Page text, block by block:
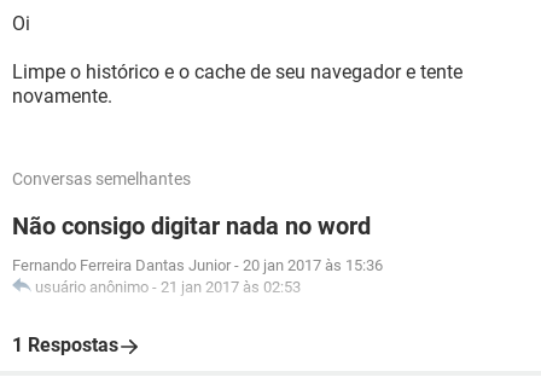
Oi
Limpe o histórico e o cache de seu navegador e tente
novamente.
Conversas semelhantes
Não consigo digitar nada no word
Fernando Ferreira Dantas Junior - 20 jan 2017 às 15:36
usuário anônimo - 21 jan 2017 às 02:53
1 Respostas